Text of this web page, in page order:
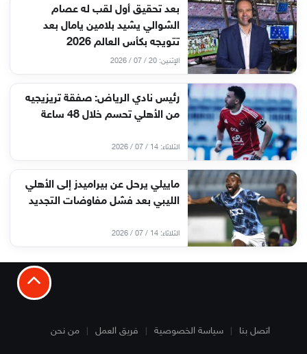
بعد تحقيق أول لقب له عصام
الشوالي يشيد بلامين يامال بعد
تتويجه بكأس العالم 2026
الإثنين: 20 / 07 / 2026
رئيس نادي الرياض: صفقة تريزيجيه
من الأهلي تحسم خلال 48 ساعة
الثلاثاء: 14 / 07 / 2026
ماييلي يرحل عن بيراميدز إلى الأهلي
الليبي بعد فشل مفاوضات التجديد
الثلاثاء: 14 / 07 / 2026
اتصل بنا سياسة الخصوصية فريق العمل من نحن